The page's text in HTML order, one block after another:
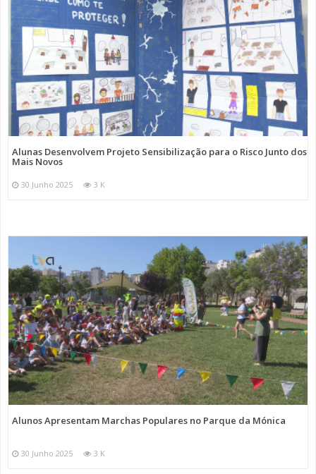
Alunas Desenvolvem Projeto Sensibilização para o Risco Junto dos
Mais Novos
30 Junho 2025 3 K
Alunos Apresentam Marchas Populares no Parque da Mónica
30 Junho 2025 3 K